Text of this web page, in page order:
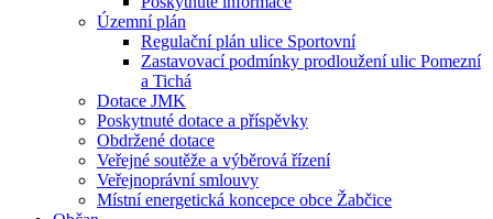
Územní plán
Regulační plán ulice Sportovní
Zastavovací podmínky prodloužení ulic Pomezní
a Tichá
Dotace JMK
Poskytnuté dotace a příspěvky
Obdržené dotace
Veřejné soutěže a výběrová řízení
Veřejnoprávní smlouvy
Místní energetická koncepce obce Žabčice